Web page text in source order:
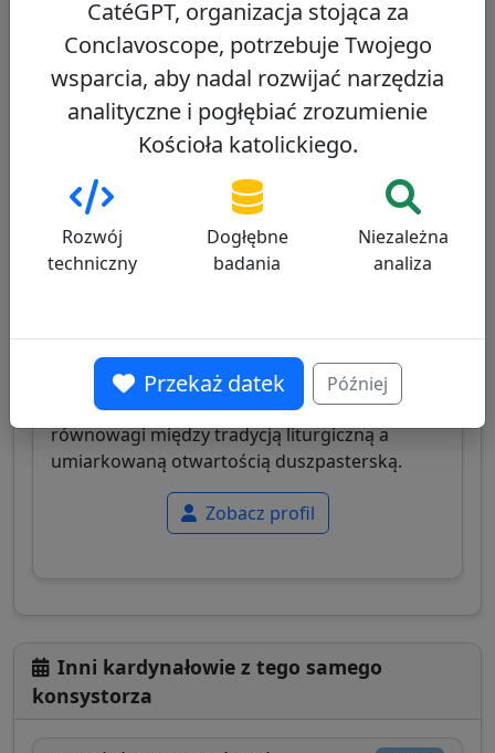
prefekt Kongregacji ds. Ewangelizacji
Narodów, znany z doświadczenia
misjonarskiego i dyplomatycznego.
Zobacz profil
47/100
Angelo De Donatis
Włoski kardynał, były wikariusz generalny
papieża dla diecezji rzymskiej, znany z
równowagi między tradycją liturgiczną a
umiarkowaną otwartością duszpasterską.
Zobacz profil
Inni kardynałowie z tego samego
konsystorza
CatéGPT, organizacja stojąca za
Conclavoscope, potrzebuje Twojego
wsparcia, aby nadal rozwijać narzędzia
analityczne i pogłębiać zrozumienie
Kościoła katolickiego.
Rozwój
techniczny
Dogłębne
badania
Niezależna
analiza
Przekaż datek Później